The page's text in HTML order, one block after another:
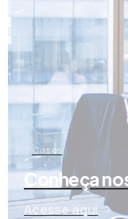
Cases
Conheça
Acesse aqui